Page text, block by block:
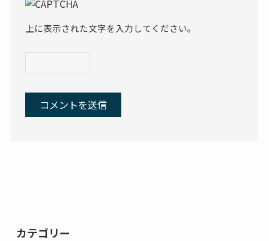
上に表示された文字を入力してください。
カテゴリー